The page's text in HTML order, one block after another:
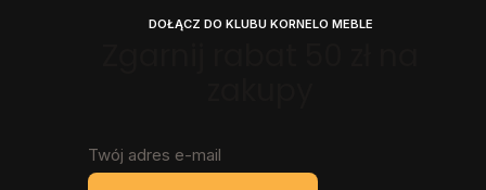
DOŁĄCZ DO KLUBU KORNELO MEBLE
Twój adres e-mail